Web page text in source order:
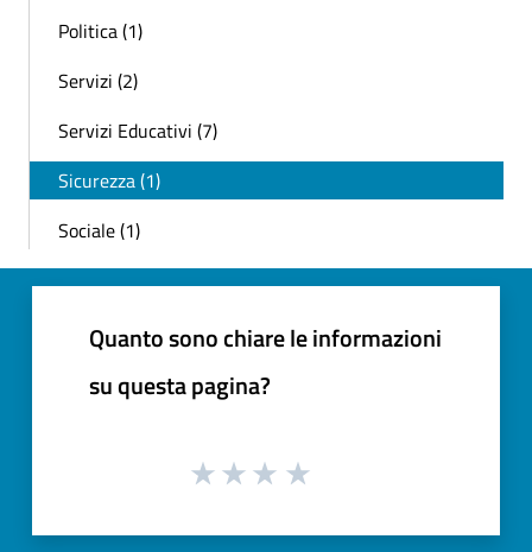
Politica (1)
Servizi (2)
Servizi Educativi (7)
Sicurezza (1)
Sociale (1)
Quanto sono chiare le informazioni
su questa pagina?